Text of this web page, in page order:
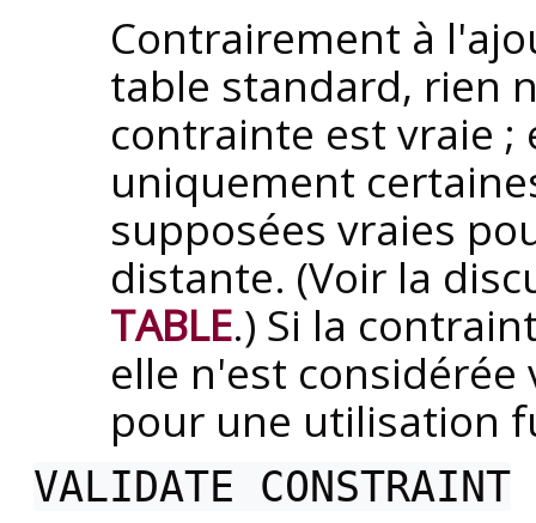
Contrairement à
table standard, rien
contrainte est vraie
uniquement
supposées vraies
distante. (Voir la
TABLE.) Si la
elle n'est
pour une utilisation
VALIDATE CONSTRAINT